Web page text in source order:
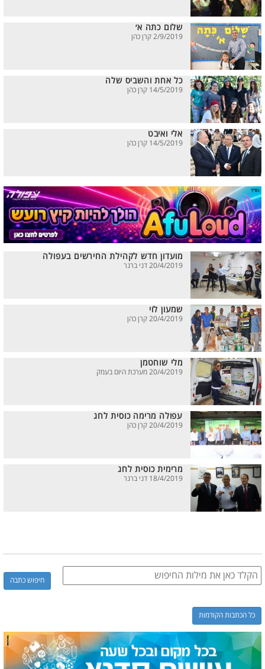
שלום כתה א׳
2/9/2019 קרן כהן
כל אחת והשביס שלה
14/5/2019 קרן כהן
אלי ואיבט
14/5/2019 קרן כהן
מועדון חדש לקהילת החירשים בעפולה
20/4/2019 דני ברנר
שמעון לוי
20/4/2019 קרן כהן
מלי שוחטמן
20/4/2019 מערכת היום בעמק
עפולה מרימה כוסית לחג
20/4/2019 קרן כהן
מרימית כוסית לחג
18/4/2019 דני ברנר
כל הכתבות הקודמות